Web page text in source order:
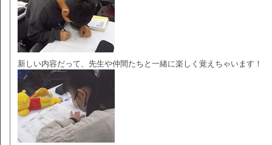
新しい内容だって、先生や仲間たちと一緒に楽しく覚えちゃいます！